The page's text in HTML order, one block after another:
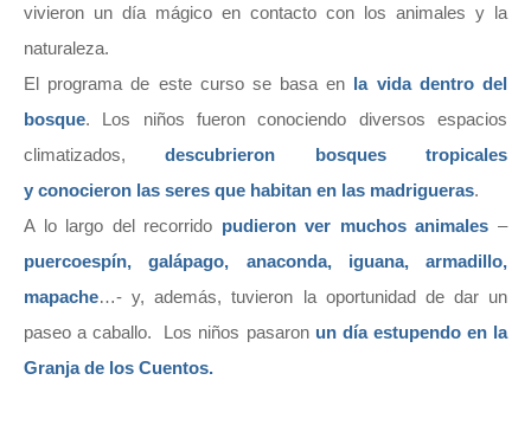
vivieron un día mágico en contacto con los animales y la
naturaleza.
El programa de este curso se basa en la vida dentro del
bosque. Los niños fueron conociendo diversos espacios
climatizados,descubrieron
bosques tropicales
y conocieron las seres que habitan en las madrigueras.
A lo largo del recorrido pudieron ver muchos animales –
puercoespín, galápago, anaconda, iguana, armadillo,
mapache…- y, además, tuvieron la oportunidad de dar un
paseo a caballo. Los niños pasaron un día estupendo en la
Granja de los Cuentos.